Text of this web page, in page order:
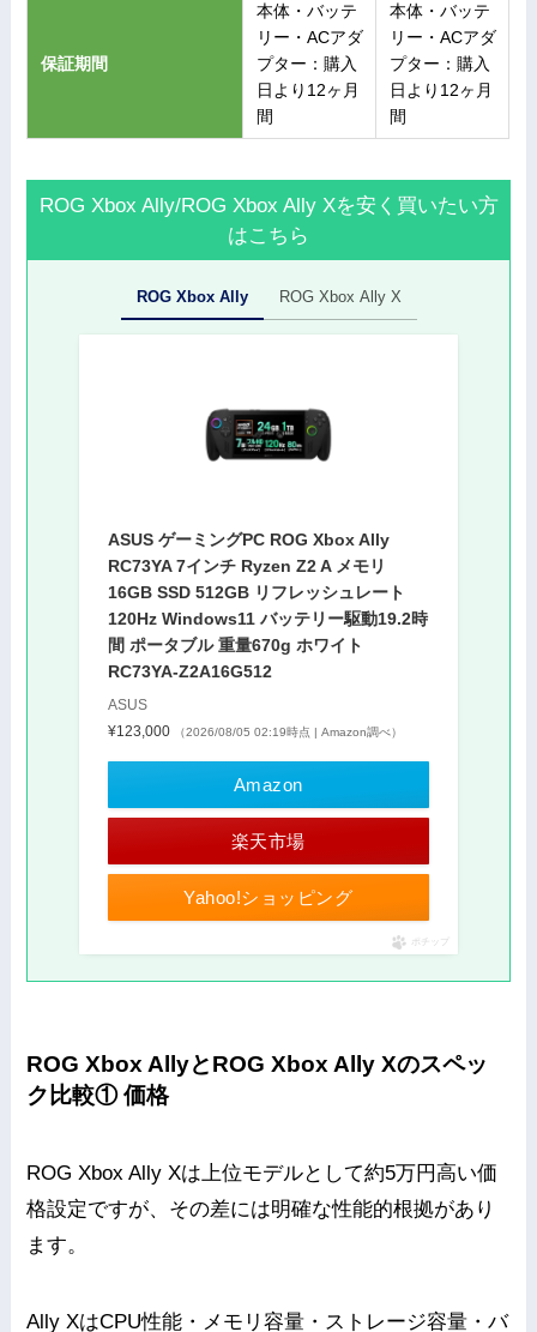
保証期間
本体・バッテ
リー・ACアダ
プター：購入
日より12ヶ月
間
本体・バッテ
リー・ACアダ
プター：購入
日より12ヶ月
間
ROG Xbox Ally/ROG Xbox Ally Xを安く買いたい方
はこちら
ROG Xbox Ally ROG Xbox Ally X
ASUS ゲーミングPC ROG Xbox Ally
RC73YA 7インチ Ryzen Z2 A メモリ
16GB SSD 512GB リフレッシュレート
120Hz Windows11 バッテリー駆動19.2時
間 ポータブル 重量670g ホワイト
RC73YA-Z2A16G512
ASUS
¥123,000
（2026/08/05 02:19時点 | Amazon調べ）
Amazon
楽天市場
Yahoo!ショッピング
ポチップ
ROG Xbox AllyとROG Xbox Ally Xのスペッ
ク比較① 価格
ROG Xbox Ally Xは上位モデルとして約5万円高い価
格設定ですが、その差には明確な性能的根拠があり
ます。
Ally XはCPU性能・メモリ容量・ストレージ容量・バ